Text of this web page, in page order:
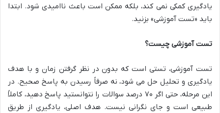
یادگیری کمکی نمی کند، بلکه ممکن است باعث ناامیدی شود. ابتدا
باید «تست آموزشی» بزنید.
تست آموزشی چیست؟
تست آموزشی، تستی است که بدون در نظر گرفتن زمان و با هدف
یادگیری و تحلیل حل می شود، نه صرفاً رسیدن به پاسخ صحیح. در
این مرحله، حتی اگر ۷۰ درصد سوالات را نتوانستید پاسخ دهید، کاملاً
طبیعی است و جای نگرانی نیست. هدف اصلی، یادگیری از طریق